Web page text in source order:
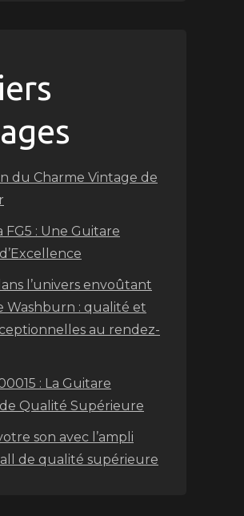
du Charme Vintage de
FG5 : Une Guitare
l’univers envoûtant
Washburn : qualité et
au rendez-
: La Guitare
Qualité Supérieure
son avec l’ampli
de qualité supérieure